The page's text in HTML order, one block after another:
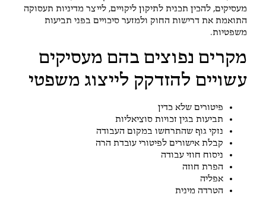
מעסיקים, להכין תכנית לתיקון ליקויים, לייצר מדיניות תעסוקה
התואמת את דרישות החוק ולמזער סיכויים בפני תביעות
משפטיות.
מקרים נפוצים בהם מעסיקים
עשויים להזדקק לייצוג משפטי
פיטורים שלא כדין
תביעות בגין זכויות סוציאליות
נזקי גוף שהתרחשו במקום העבודה
קבלת אישורים לפיטורי עובדת הרה
ניסוח חוזי עבודה
הפרת חוזה
אפליה
הטרדה מינית